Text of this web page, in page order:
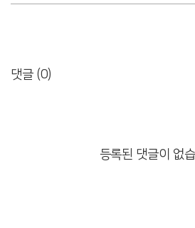
댓글 (0)
등록된 댓글이 없